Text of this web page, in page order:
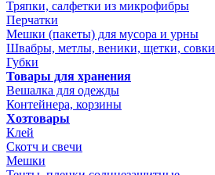
Тряпки, салфетки из микрофибры
Перчатки
Мешки (пакеты) для мусора и урны
Швабры, метлы, веники, щетки, совки
Губки
Товары для хранения
Вешалка для одежды
Контейнера, корзины
Хозтовары
Клей
Скотч и свечи
Мешки